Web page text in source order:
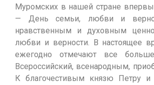
Муромских в нашей стране
— День семьи, любви и
нравственным и духовным
любви и верности. В настоящее
ежегодно отмечают все
Всероссийский, всенародным,
К благочестивым князю Петру и